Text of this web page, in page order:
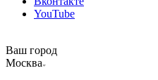
YouTube
Ваш город
Москва